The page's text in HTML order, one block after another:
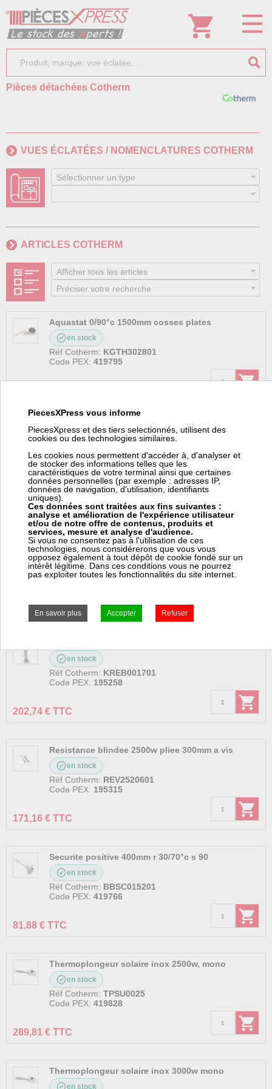
Pièces détachées Cotherm
VUES ÉCLATÉES / NOMENCLATURES COTHERM
Sélectionner un type
ARTICLES COTHERM
Afficher tous les articles
Préciser votre recherche
Aquastat 0/90°c 1500mm cosses plates
en stock
Réf Cotherm: KGTH302801
Code PEX: 419795
Joint mts 5 trous pour kreb0018-19
Réf Cotherm:200118
Code PEX:195342
10,50 € TTC
Joint tps pour kreb
en stock
Réf Cotherm:200120
Code PEX:195344
11,99 € TTC
en stock
Réf Cotherm: KREB001701
Code PEX: 195258
202,74 € TTC
Resistance blindee 2500w pliee 300mm a vis
en stock
Réf Cotherm: REV2520601
Code PEX: 195315
171,16 € TTC
Securite positive 400mm r 30/70°c s 90
en stock
Réf Cotherm: BBSC015201
Code PEX: 419766
81,88 € TTC
Thermoplongeur solaire inox 2500w, mono
en stock
Réf Cotherm: TPSU0025
Code PEX: 419828
289,81 € TTC
Thermoplongeur solaire inox 3000w mono
en stock
PiecesXPress vous informe
PiecesXpress et des tiers selectionnés, utilisent des
cookies ou des technologies similaires.
Les cookies nous permettent d'accéder à, d'analyser et
de stocker des informations telles que les
caractéristiques de votre terminal ainsi que certaines
données personnelles (par exemple : adresses IP,
données de navigation, d'utilisation, identifiants
uniques).
Ces données sont traitées aux fins suivantes :
analyse et amélioration de l'expérience utilisateur
et/ou de notre offre de contenus, produits et
services, mesure et analyse d'audience.
Si vous ne consentez pas à l'utilisation de ces
technologies, nous considérerons que vous vous
opposez également à tout dépôt de cookie fondé sur un
intérêt légitime. Dans ces conditions vous ne pourrez
pas exploiter toutes les fonctionnalités du site internet.